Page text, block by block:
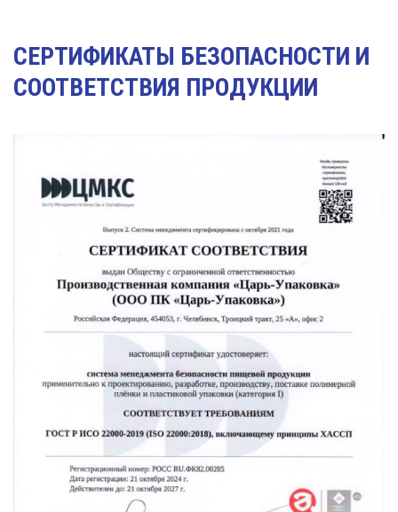
СЕРТИФИКАТЫ БЕЗОПАСНОСТИ И
СООТВЕТСТВИЯ ПРОДУКЦИИ